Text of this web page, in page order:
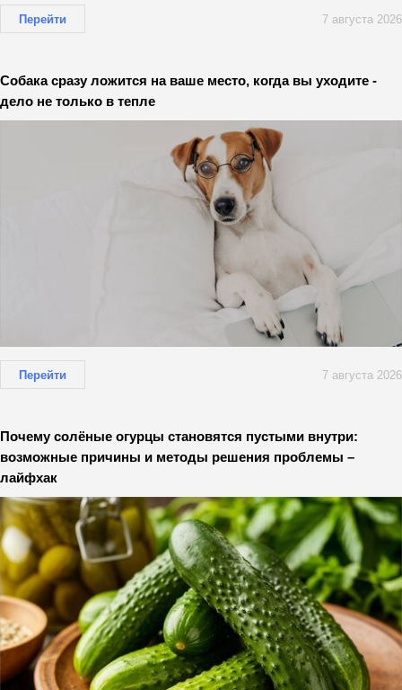
Перейти 7 августа 2026
Собака сразу ложится на ваше место, когда вы уходите -
дело не только в тепле
Перейти 7 августа 2026
Почему солёные огурцы становятся пустыми внутри:
возможные причины и методы решения проблемы –
лайфхак